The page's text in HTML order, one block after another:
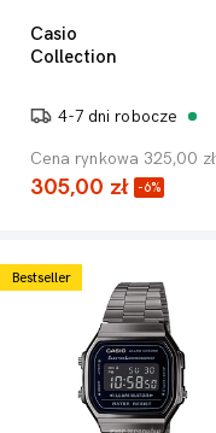
Casio
Collection
4-7 dni robocze
Cena rynkowa 325,00 zł
305,00 zł -6%
Bestseller